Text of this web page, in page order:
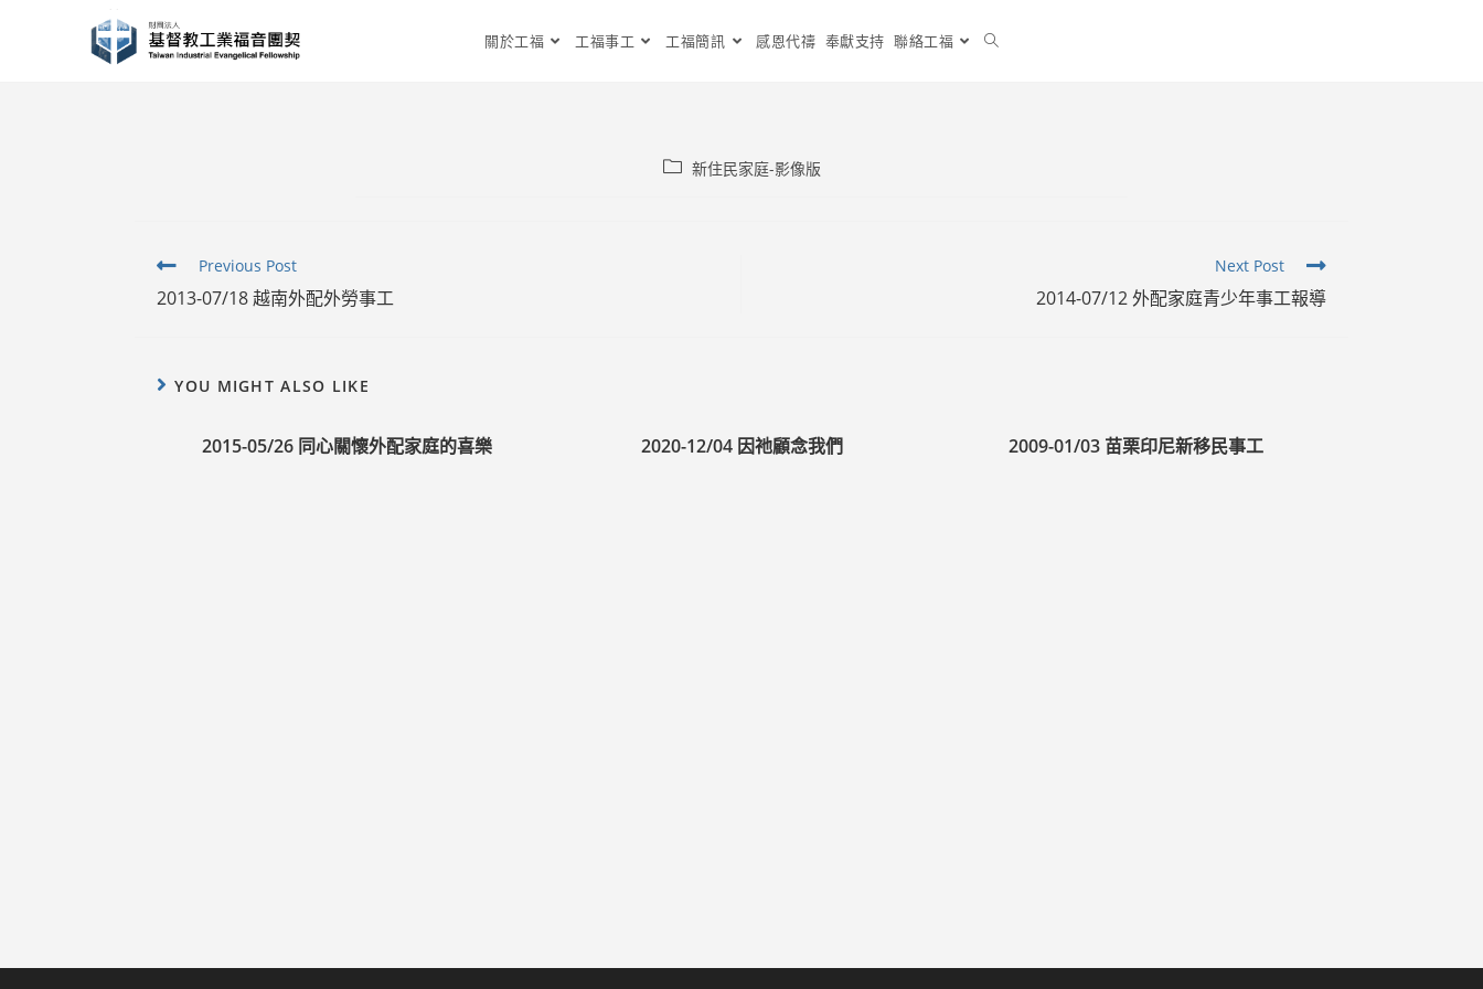
關於工福 工福事工 工福簡訊 感恩代禱 奉獻支持 聯絡工福
Post新住民家庭-影像版
Read
articles
Previous Post
2013-07/18 越南外配外勞事工
Next Post
2014-07/12 外配家庭青少年事工報導
YOU MIGHT ALSO LIKE
2015-05/26 同心關懷外配家庭的喜樂 2020-12/04 因祂顧念我們 2009-01/03 苗栗印尼新移民事工